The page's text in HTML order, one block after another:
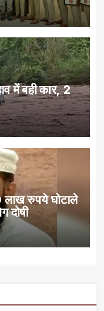
में बही कार, 2
लाख रुपये घोटाले
दोषी